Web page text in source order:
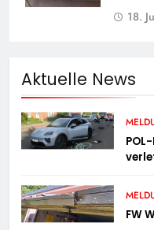
18.
Aktuelle News
FW